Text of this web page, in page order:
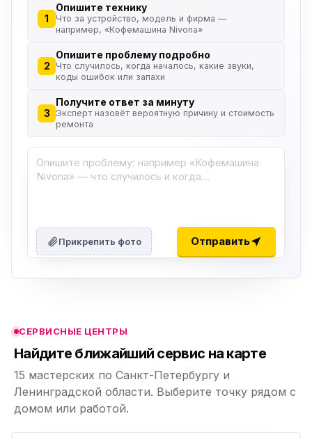
1
Опишите технику
Что за устройство, модель и фирма —
например, «Кофемашина Nivona»
2
Опишите проблему подробно
Что случилось, когда началось, какие звуки,
коды ошибок или запахи
3
Получите ответ за минуту
Эксперт назовёт вероятную причину и стоимость
ремонта
Прикрепить фото Отправить
СЕРВИСНЫЕ ЦЕНТРЫ
Найдите ближайший сервис на карте
15 мастерских по Санкт-Петербургу и
Ленинградской области. Выберите точку рядом с
домом или работой.
ю